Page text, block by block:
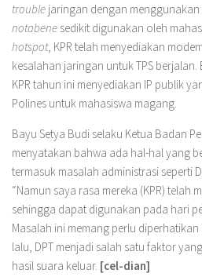
trouble jaringan dengan menggunakan
notabene sedikit digunakan oleh
hotspot, KPR telah menyediakan
kesalahan jaringan untuk TPS
KPR tahun ini menyediakan IP publik
Polines untuk mahasiswa magang.
Bayu Setya Budi selaku Ketua Badan
menyatakan bahwa ada hal-hal yang
termasuk masalah administrasi seperti
“Namun saya rasa mereka (KPR) telah
sehingga dapat digunakan pada hari
Masalah ini memang perlu
lalu, DPT menjadi salah satu faktor
hasil suara keluar. [cel-dian]